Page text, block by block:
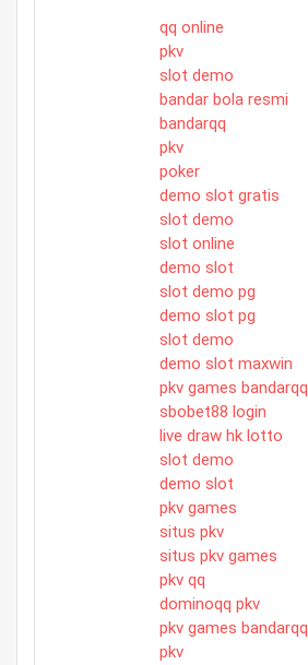
qq online
pkv
slot demo
bandar bola resmi
bandarqq
pkv
poker
demo slot gratis
slot demo
slot online
demo slot
slot demo pg
demo slot pg
slot demo
demo slot maxwin
pkv games bandarqq
sbobet88 login
live draw hk lotto
slot demo
demo slot
pkv games
situs pkv
situs pkv games
pkv qq
dominoqq pkv
pkv games bandarqq
pkv